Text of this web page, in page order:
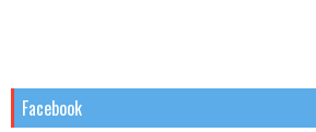
Facebook